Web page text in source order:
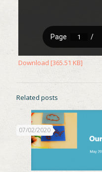
Download [365.51 KB]
Related posts
07/02/2020